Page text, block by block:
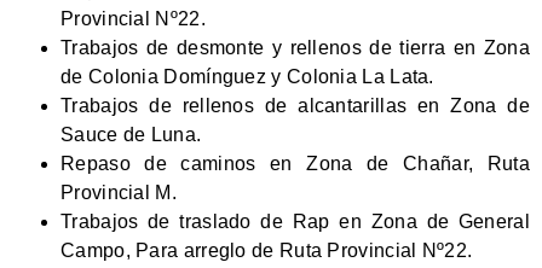
Provincial Nº22.
Trabajos de desmonte y rellenos de tierra en Zona
de Colonia Domínguez y Colonia La Lata.
Trabajos de rellenos de alcantarillas en Zona de
Sauce de Luna.
Repaso de caminos en Zona de Chañar, Ruta
Provincial M.
Trabajos de traslado de Rap en Zona de General
Campo, Para arreglo de Ruta Provincial Nº22.